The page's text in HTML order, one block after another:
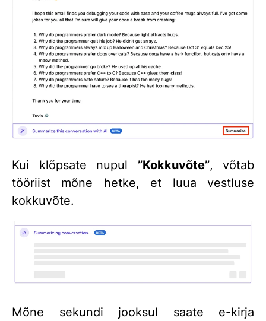
Kui klõpsate nupul ”Kokkuvõte”, võtab
tööriist mõne hetke, et luua vestluse
kokkuvõte.
Mõne sekundi jooksul saate e-kirja